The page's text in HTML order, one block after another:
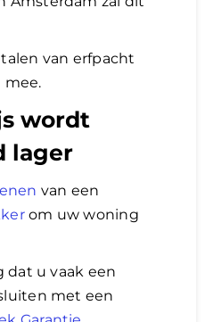
van erfpacht
mee.
wordt
lager
van een
om uw woning
u vaak een
met een